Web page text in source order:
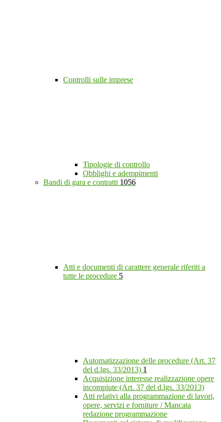
Controlli sulle imprese
Tipologie di controllo
Obblighi e adempimenti
Bandi di gara e contratti 1056
Atti e documenti di carattere generale riferiti a
tutte le procedure 5
Automatizzazione delle procedure (Art. 37
del d.lgs. 33/2013) 1
Acquisizione interesse realizzazione opere
incompiute (Art. 37 del d.lgs. 33/2013)
Atti relativi alla programmazione di lavori,
opere, servizi e forniture / Mancata
redazione programmazione